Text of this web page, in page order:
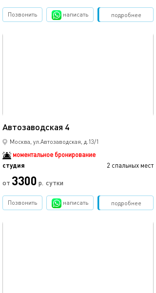
подробнее
Позвонить написать Забронировать
Автозаводская 4
Москва, ул.Автозаводская, д.13/1
моментальное бронирование
студия
2 спальных мест
от 3300 р. сутки
подробнее
Позвонить написать Забронировать